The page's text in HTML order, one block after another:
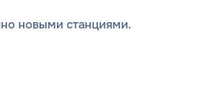
новыми станциями.